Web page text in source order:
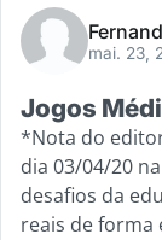
mai. 23,
Jogos
*Nota do
dia 03/04/20
desafios da
reais de forma